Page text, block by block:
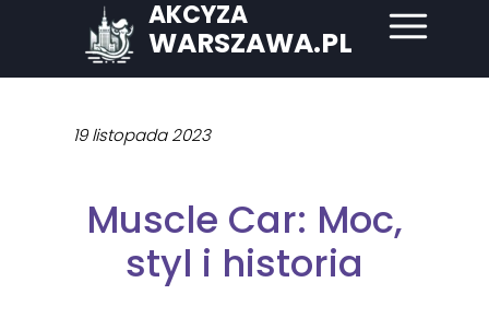
AKCYZA
WARSZAWA.PL
19 listopada 2023
Muscle Car: Moc,
styl i historia